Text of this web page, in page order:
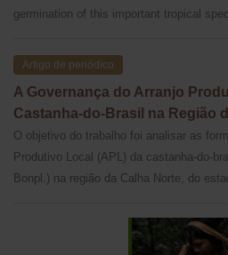
germination of this important tropical
Artigo de periódico
A Governança do Arranjo
Castanha-do-Brasil na Região
O objetivo do trabalho foi analisar as
Produtivo Local (APL) da castanha-do-
Bonpl.) na região da Calha Norte, do